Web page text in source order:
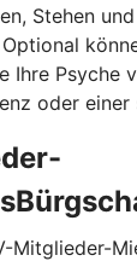
Stehen
Ihre Psyche
oder
Mitglieder-